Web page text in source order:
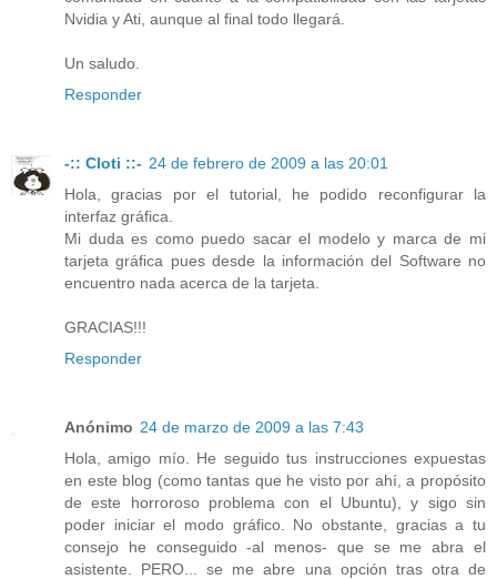
Nvidia y Ati, aunque al final todo llegará.
Un saludo.
Responder
-:: Cloti ::- 24 de febrero de 2009 a las 20:01
Hola, gracias por el tutorial, he podido reconfigurar la
interfaz gráfica.
Mi duda es como puedo sacar el modelo y marca de mi
tarjeta gráfica pues desde la información del Software no
encuentro nada acerca de la tarjeta.
GRACIAS!!!
Responder
Anónimo 24 de marzo de 2009 a las 7:43
Hola, amigo mío. He seguido tus instrucciones expuestas
en este blog (como tantas que he visto por ahí, a propósito
de este horroroso problema con el Ubuntu), y sigo sin
poder iniciar el modo gráfico. No obstante, gracias a tu
consejo he conseguido -al menos- que se me abra el
asistente. PERO... se me abre una opción tras otra de